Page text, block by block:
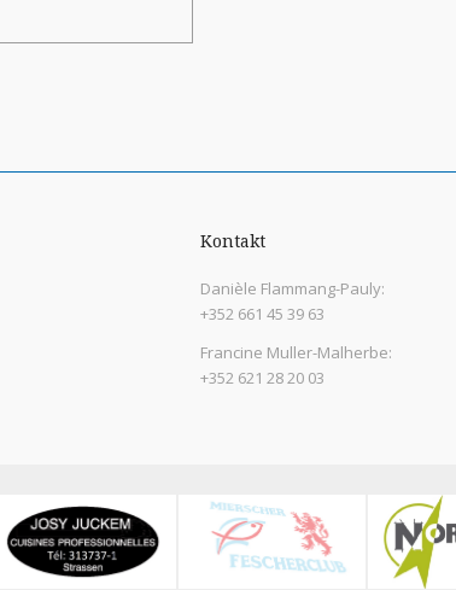
Kontakt
Danièle Flammang-Pauly:
+352 661 45 39 63
Francine Muller-Malherbe:
+352 621 28 20 03